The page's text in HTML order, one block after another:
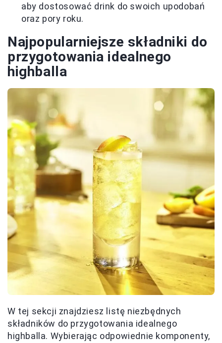
aby dostosować drink do swoich upodobań
oraz pory roku.
Najpopularniejsze składniki do
przygotowania idealnego
highballa
W tej sekcji znajdziesz listę niezbędnych
składników do przygotowania idealnego
highballa. Wybierając odpowiednie komponenty,